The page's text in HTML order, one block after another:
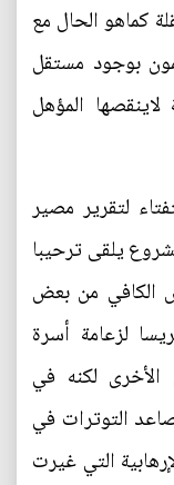
كماهو الحال مع
بوجود مستقل
المؤهل
لتقرير مصير
يلقى ترحيبا
الكافي من بعض
لزعامة أسرة
الأخرى لكنه في
التوترات في
التي غيرت